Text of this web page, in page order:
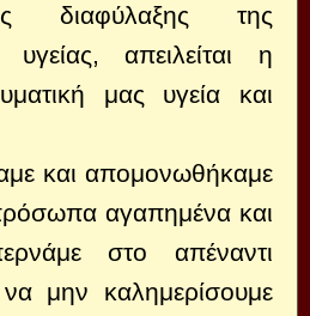
διαφύλαξης της
απειλείται η
μας υγεία και
και απομονωθήκαμε
αγαπημένα και
στο απέναντι
μην καλημερίσουμε